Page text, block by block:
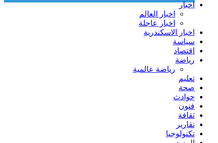
اخبار
اخبار العالم
اخبار عاجلة
اخبار الاسكندرية
سياسة
اقتصاد
رياضة
رياضة عالمية
تعليم
صحة
حوادث
فنون
ثقافة
تقارير
تكنولوجيا